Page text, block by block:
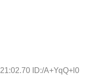
ID:/A+YqQ+l0